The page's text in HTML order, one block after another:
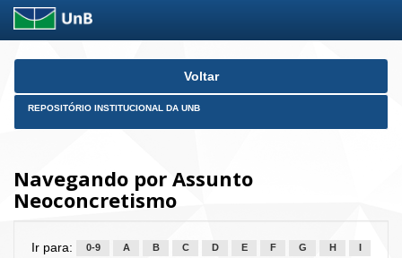
Skip
Voltar
REPOSITÓRIO INSTITUCIONAL DA UNB
Navegando por Assunto
Neoconcretismo
Ir para: 0-9 A B C D E F G H